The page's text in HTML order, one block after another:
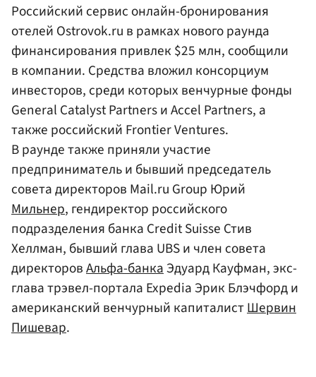
Российский сервис онлайн-бронирования
отелей Ostrovok.ru в рамках нового раунда
финансирования привлек $25 млн, сообщили
в компании. Средства вложил консорциум
инвесторов, среди которых венчурные фонды
General Catalyst Partners и Accel Partners, а
также российский Frontier Ventures.
В раунде также приняли участие
предприниматель и бывший председатель
совета директоров Mail.ru Group Юрий
Мильнер, гендиректор российского
подразделения банка Credit Suisse Стив
Хеллман, бывший глава UBS и член совета
директоровАльфа-банкаЭдуард Кауфман, экс-
глава трэвел-портала Expedia Эрик Блэчфорд и
американский венчурный капиталистШервин
Пишевар.